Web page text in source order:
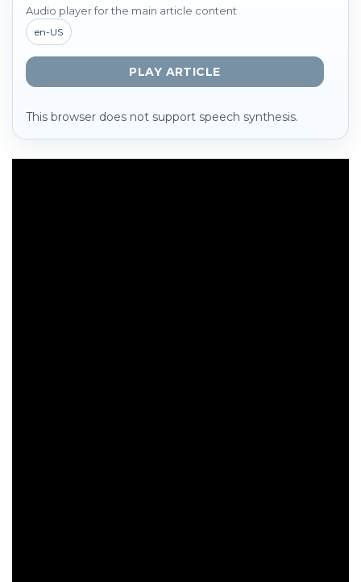
Audio player for the main article content
en-US
PLAY ARTICLE
This browser does not support speech synthesis.